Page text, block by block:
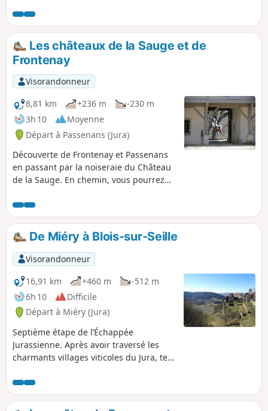
d'oiseaux et sons d'eau qui coule. Il s'agit d'un circuit balisé
et entretenu, présentant 2 grimpettes significatives.
Les châteaux de la Sauge et de
Frontenay
Visorandonneur
8,81 km
+236 m
-230 m
3h 10
Moyenne
Départ à Passenans (Jura)
Découverte de Frontenay et Passenans
en passant par la noiseraie du Château
de la Sauge. En chemin, vous pourrez
chapelle.
De Miéry à Blois-sur-Seille
Visorandonneur
16,91 km
+460 m
-512 m
6h 10
Difficile
Départ à Miéry (Jura)
Septième étape de l’Échappée
Jurassienne. Après avoir traversé les
charmants villages viticoles du Jura, tels
siècle et Menétru-le-Vignoble, vous
découvrirez Château-Chalon, un joyau
de l'Échappée Jurassienne. Classé parmi